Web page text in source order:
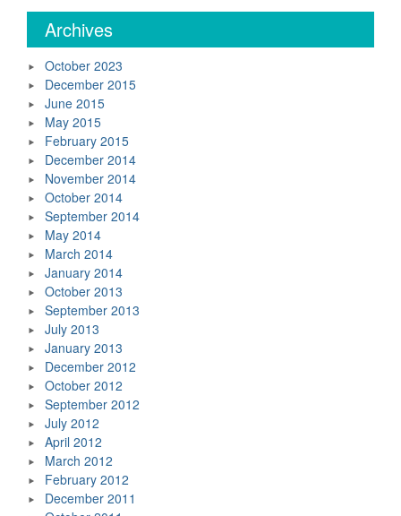
Archives
October 2023
December 2015
June 2015
May 2015
February 2015
December 2014
November 2014
October 2014
September 2014
May 2014
March 2014
January 2014
October 2013
September 2013
July 2013
January 2013
December 2012
October 2012
September 2012
July 2012
April 2012
March 2012
February 2012
December 2011